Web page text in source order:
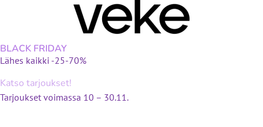
BLACK FRIDAY
Lähes kaikki -25-70%
Katso tarjoukset!
Tarjoukset voimassa 10 – 30.11.